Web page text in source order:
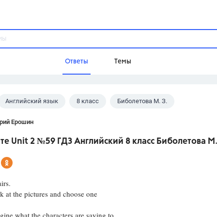
Ответы Темы
Домашнее задание
Английский язык 8 класс Биболетова М. З.
Ерошин
Unit 2 №59 ГДЗ Английский 8 класс Биболетова
the pictures and choose one
what the characters are saying to